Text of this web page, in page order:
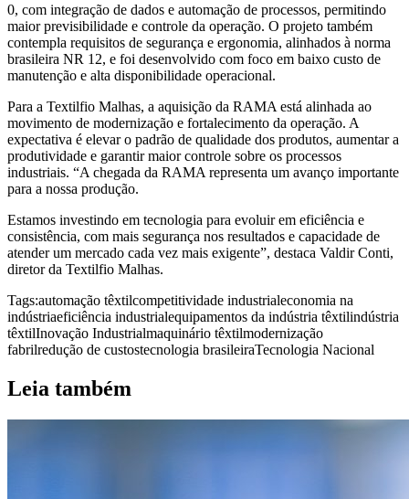
0, com integração de dados e automação de processos, permitindo
maior previsibilidade e controle da operação. O projeto também
contempla requisitos de segurança e ergonomia, alinhados à norma
brasileira NR 12, e foi desenvolvido com foco em baixo custo de
manutenção e alta disponibilidade operacional.
Para a Textilfio Malhas, a aquisição da RAMA está alinhada ao
movimento de modernização e fortalecimento da operação. A
expectativa é elevar o padrão de qualidade dos produtos, aumentar a
produtividade e garantir maior controle sobre os processos
industriais. “A chegada da RAMA representa um avanço importante
para a nossa produção.
Estamos investindo em tecnologia para evoluir em eficiência e
consistência, com mais segurança nos resultados e capacidade de
atender um mercado cada vez mais exigente”, destaca Valdir Conti,
diretor da Textilfio Malhas.
Tags:automação têxtilcompetitividade industrialeconomia na
indústriaeficiência industrialequipamentos da indústria têxtilindústria
têxtilInovação Industrialmaquinário têxtilmodernização
fabrilredução de custostecnologia brasileiraTecnologia Nacional
Leia também